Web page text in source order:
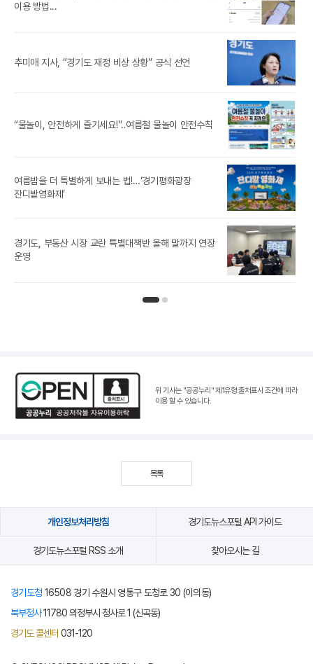
이용 방법...
추미애 지사, “경기도 재정 비상 상황” 공식 선언
“물놀이, 안전하게 즐기세요!”‥여름철 물놀이 안전수칙
여름밤을 더 특별하게 보내는 법!…‘경기평화광장
잔디밭영화제’
경기도, 부동산 시장 교란 특별대책반 올해 말까지 연장
운영
위 기사는 "공공누리"제1유형:출처표시 조건에 따라
이용 할 수 있습니다.
목록
개인정보처리방침 경기도뉴스포털 API 가이드
경기도뉴스포털 RSS 소개 찾아오시는 길
경기도청 16508 경기 수원시 영통구 도청로 30 (이의동)
북부청사11780 의정부시 청사로 1 (신곡동)
경기도 콜센터 031-120